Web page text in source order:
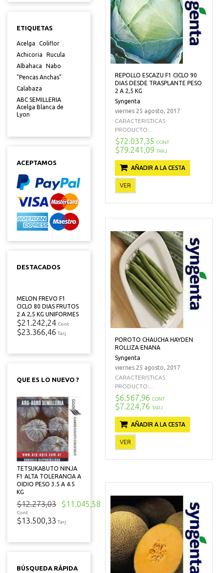
ETIQUETAS
Acelga
Coliflor
Achicoria
Rucula
Albahaca
Nabo
"Pencas Anchas"
Calabaza
ABC SEMILLERIA
Acelga Blanca de
Lyon
ACEPTAMOS
DESTACADOS
MELON FREVO F1
CICLO 80 DIAS FRUTOS
2 A 2,5 KG UNIFORMES
$21.242,24 Cont
$23.366,46 Tarj
QUE ES LO NUEVO ?
TETSUKABUTO NINJA
F1 ALTA TOLERANCIA A
OIDIO PESO 3.5 A 4.5
KG
$12.273,03 $11.045,58
Cont
$13.500,33 Tarj
BÚSQUEDA RÁPIDA
REPOLLO ESCAZU F1 CICLO 90
DIAS DESDE TRASPLANTE PESO
2 A 2,5 KG
Syngenta
viernes 25 agosto, 2017
CARACTERISTICAS
PRODUCTO:...
$72.037,35 CONT
$79.241,09 TARJ
AÑADIR A LA CESTA
VER
POROTO CHAUCHA HAYDEN
ROLLIZA ENANA
Syngenta
viernes 25 agosto, 2017
CARACTERISTICAS
PRODUCTO:...
$6.567,96 CONT
$7.224,76 TARJ
AÑADIR A LA CESTA
VER